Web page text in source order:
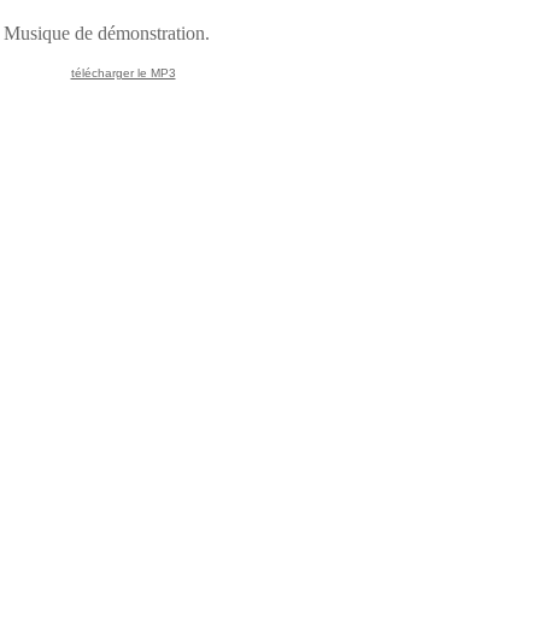
Musique de démonstration.
télécharger le MP3